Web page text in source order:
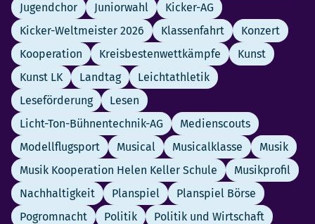
Jugendchor
Juniorwahl
Kicker-AG
Kicker-Weltmeister 2026
Klassenfahrt
Konzert
Kooperation
Kreisbestenwettkämpfe
Kunst
Kunst LK
Landtag
Leichtathletik
Leseförderung
Lesen
Licht-Ton-Bühnentechnik-AG
Medienscouts
Modellflugsport
Musical Musicalklasse
Musik
Musik Kooperation Helen Keller Schule
Musikprofil
Nachhaltigkeit
Planspiel
Planspiel Börse
Pogromnacht
Politik
Politik und Wirtschaft